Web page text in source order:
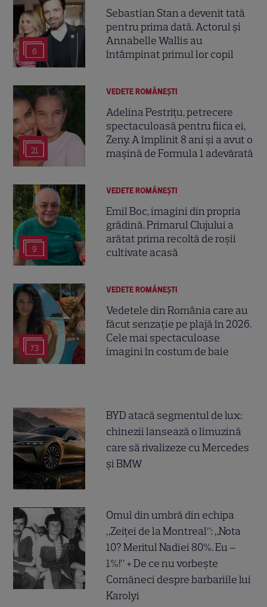
6
Sebastian Stan a devenit tată
pentru prima dată. Actorul și
Annabelle Wallis au
întâmpinat primul lor copil
21
VEDETE ROMÂNEŞTI
Adelina Pestrițu, petrecere
spectaculoasă pentru fiica ei,
Zeny. A împlinit 8 ani și a avut o
mașină de Formula 1 adevărată
9
VEDETE ROMÂNEŞTI
Emil Boc, imagini din propria
grădină. Primarul Clujului a
arătat prima recoltă de roșii
cultivate acasă
73
VEDETE ROMÂNEŞTI
Vedetele din România care au
făcut senzație pe plajă în 2026.
Cele mai spectaculoase
imagini în costum de baie
BYD atacă segmentul de lux:
chinezii lansează o limuzină
care să rivalizeze cu Mercedes
și BMW
Omul din umbră din echipa
„Zeiței de la Montreal”: „Nota
10? Meritul Nadiei 80%. Eu –
1%!” + De ce nu vorbește
Comăneci despre barbariile lui
Karolyi